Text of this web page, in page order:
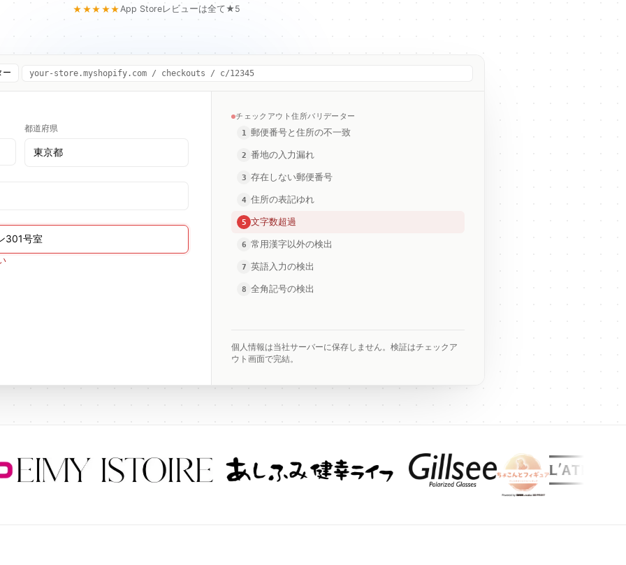
★★★★★App Storeレビューは全て★5
ー your-store.myshopify.com / checkouts / c/12345
都道府県
東京都
301号室
チェックアウト住所バリデーター
1 郵便番号と住所の不一致
2 番地の入力漏れ
3 存在しない郵便番号
4 住所の表記ゆれ
5 文字数超過
6 常用漢字以外の検出
7 英語入力の検出
8 全角記号の検出
個人情報は当社サーバーに保存しません。検証はチェックア
ウト画面で完結。